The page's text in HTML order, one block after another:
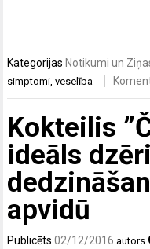
Kategorijas Notikumi un
simptomi ,veselība
Kokteilis
ideāls
apvidū
Publicēts02/12/2016 autors